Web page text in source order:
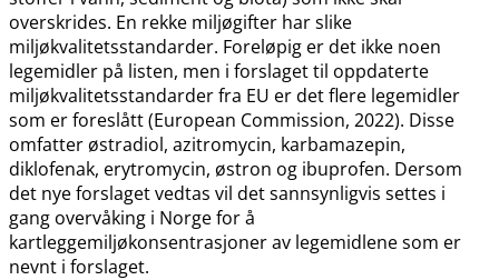
overskrides. En rekke miljøgifter har slike
miljøkvalitetsstandarder. Foreløpig er det ikke noen
legemidler på listen, men i forslaget til oppdaterte
miljøkvalitetsstandarder fra EU er det flere legemidler
som er foreslått (European Commission, 2022). Disse
omfatter østradiol, azitromycin, karbamazepin,
diklofenak, erytromycin, østron og ibuprofen. Dersom
det nye forslaget vedtas vil det sannsynligvis settes i
gang overvåking i Norge for å
kartleggemiljøkonsentrasjoner av legemidlene som er
nevnt i forslaget.